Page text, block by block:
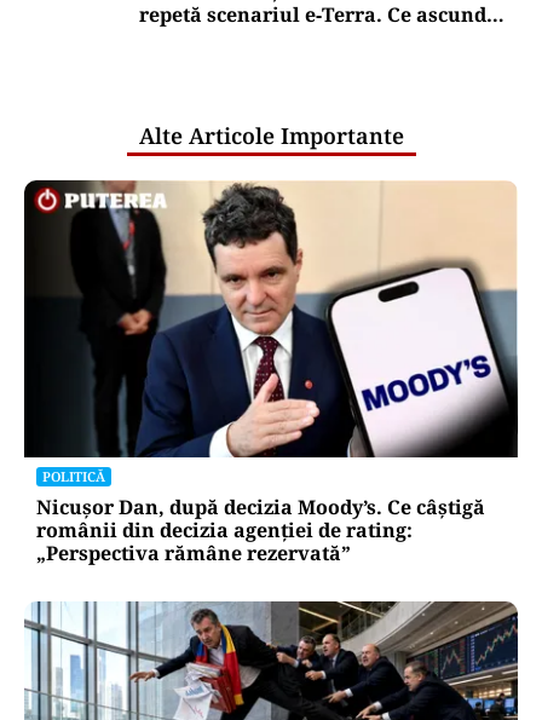
repetă scenariul e‑Terra. Ce ascund
Alte Articole Importante
POLITICĂ
Nicușor Dan, după decizia Moody’s. Ce câștigă
românii din decizia agenției de rating:
„Perspectiva rămâne rezervată”